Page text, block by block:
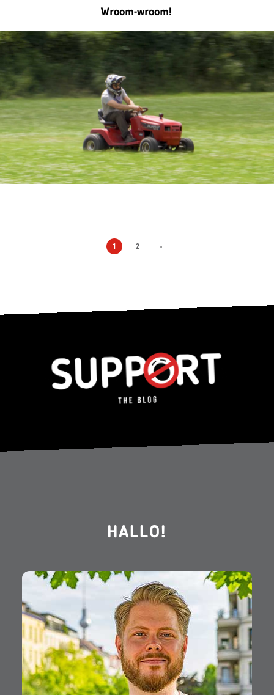
Wroom-wroom!
1 2 »
HALLO!